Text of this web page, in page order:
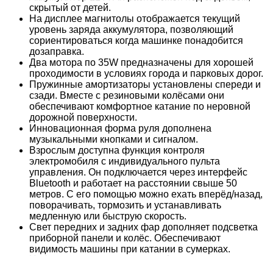
скрытый от детей.
На дисплее магнитолы отображается текущий
уровень заряда аккумулятора, позволяющий
сориентироваться когда машинке понадобится
дозаправка.
Два мотора по 35W предназначены для хорошей
проходимости в условиях города и парковых дорог.
Пружинные амортизаторы установлены спереди и
сзади. Вместе с резиновыми колёсами они
обеспечивают комфортное катание по неровной
дорожной поверхности.
Инновационная форма руля дополнена
музыкальными кнопками и сигналом.
Взрослым доступна функция контроля
электромобиля с индивидуального пульта
управления. Он подключается через интерфейс
Bluetooth и работает на расстоянии свыше 50
метров. С его помощью можно ехать вперёд/назад,
поворачивать, тормозить и устанавливать
медленную или быструю скорость.
Свет передних и задних фар дополняет подсветка
приборной панели и колёс. Обеспечивают
видимость машины при катании в сумерках.